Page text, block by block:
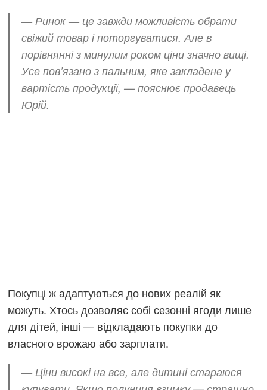
— Ринок — це завжди можливість обрати
свіжий товар і поторгуватися. Але в
порівнянні з минулим роком ціни значно вищі.
Усе пов’язано з пальним, яке закладене у
вартість продукції, — пояснює продавець
Юрій.
Покупці ж адаптуються до нових реалій як
можуть. Хтось дозволяє собі сезонні ягоди лише
для дітей, інші — відкладають покупки до
власного врожаю або зарплати.
— Ціни високі на все, але дитині стараюся